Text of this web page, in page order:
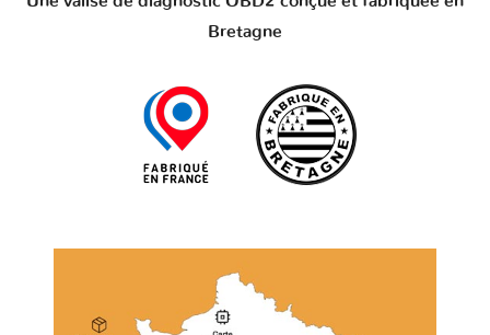
Bretagne